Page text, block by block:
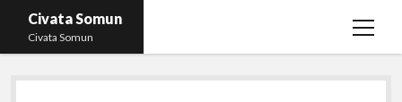
Civata Somun
Civata Somun
menüyü
Liste